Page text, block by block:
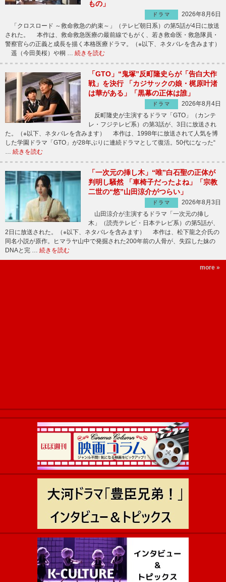
もの」
ドラマ
2026年8月6日
「クロスロード ～救命救急の約束～」（テレビ朝日系）の第5話が4日に放送
された。 本作は、救命救急医療の最前線でもがく、若き救命医・救急隊員・
警察官らの正義と成長を描く本格医療ドラマ。（※以下、ネタバレを含みます）
遥（今田美桜）や桐 … 続きを読む
「GTO」“鬼塚”反町隆史らが「告白大作
戦」を決行 「カジサックの娘・梶原叶渚
は華がある」「黒幕の正体は誰」
ドラマ
2026年8月4日
反町隆史が主演するドラマ「GTO」（カンテ
レ・フジテレビ系）の第3話が、3日に放送され
た。（※以下、ネタバレを含みます） 本作は、1998年に放送されて人気を博
した学園ドラマ「GTO」が28年ぶりに連続ドラマとして復活。50代になった“
続きを読む
「一次元の挿し木」“唯”白石聖の正体が
判明し騒然 「車椅子だったよね」「宗教
二世の“悠”山田涼介がつらい」
ドラマ
2026年8月3日
山田涼介が主演するドラマ「一次元の挿し
木」（読売テレビ・日本テレビ系）の第5話が、
2日に放送された。（※以下、ネタバレを含みます） 本作は、松下龍之介氏の
同名小説が原作。ヒマラヤ山中で発掘された200年前の人骨が、失踪した妹の
DNAと完 … 続きを読む
more »